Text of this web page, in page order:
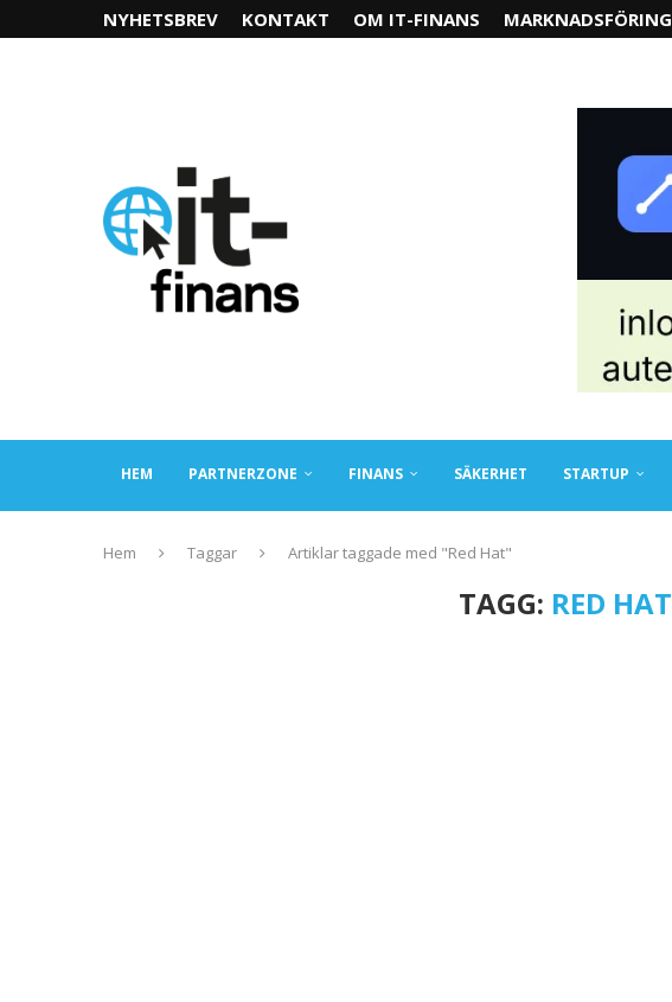
NYHETSBREV KONTAKT OM IT-FINANS MARKNADSFÖRING
HEM PARTNERZONE FINANS SÄKERHET STARTUP
Hem Taggar Artiklar taggade med "Red Hat"
TAGG: RED HAT